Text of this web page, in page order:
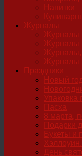
Напитки
Журналы
Журналы
Журналы
Журналы,
Журналы
Праздники
Новый
Упаковка
Пасха
8 марта,
Подарки
Букеты и
День